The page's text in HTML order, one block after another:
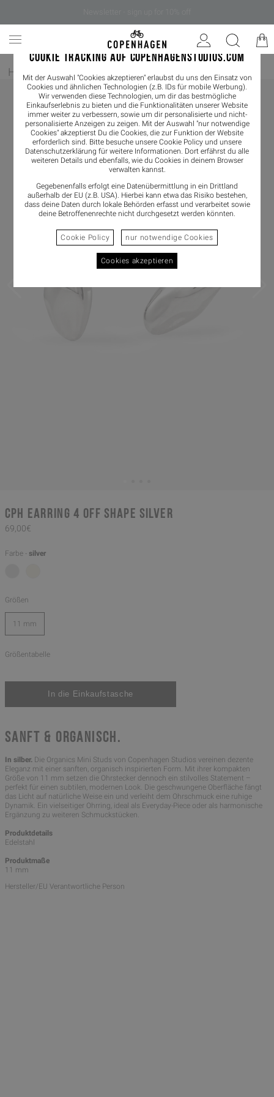
COOKIE TRACKING AUF COPENHAGENSTUDIOS.COM
Mit der Auswahl "Cookies akzeptieren" erlaubst du uns den Einsatz von
Cookies und ähnlichen Technologien (z.B. IDs für mobile Werbung).
Wir verwenden diese Technologien, um dir das bestmögliche
Einkaufserlebnis zu bieten und die Funktionalitäten unserer Website
immer weiter zu verbessern, sowie um dir personalisierte und nicht-
personalisierte Anzeigen zu zeigen. Mit der Auswahl "nur notwendige
Cookies" akzeptierst Du die Cookies, die zur Funktion der Website
erforderlich sind. Bitte besuche unsere Cookie Policy und unsere
Datenschutzerklärung für weitere Informationen. Dort erfährst du alle
weiteren Details und ebenfalls, wie du Cookies in deinem Browser
verwalten kannst.
Gegebenenfalls erfolgt eine Datenübermittlung in ein Drittland
außerhalb der EU (z.B. USA). Hierbei kann etwa das Risiko bestehen,
dass deine Daten durch lokale Behörden erfasst und verarbeitet sowie
deine Betroffenenrechte nicht durchgesetzt werden könnten.
Cookie Policy nur notwendige Cookies
Cookies akzeptieren
Home / Damen/ Schmuck
CPH EARRING 4 off shape silver
69,00€
Farbe - silver
Größen
11 mm
Größentabelle
SANFT & ORGANISCH.
In silber. Die Organics Mini Studs von Copenhagen Studios vereinen dezente
Eleganz mit einer sanften, organisch inspirierten Form. Mit ihrer kompakten
Größe von 11 mm setzen die Ohrstecker dennoch ein stilvolles Statement –
perfekt für einen subtilen, modernen Look. Die geschwungene Oberfläche fängt
das Licht auf natürliche Weise ein und verleiht dem Ohrschmuck eine ruhige
Dynamik. Ein vielseitiger Ohrring, ideal als Everyday-Piece oder als harmonische
Ergänzung zu weiteren Schmuckstücken.
Produktdetails
Edelstahl
Produktmaße
11 mm
Hersteller/EU Verantwortliche Person